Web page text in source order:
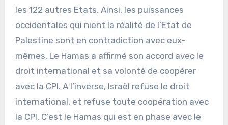
les 122 autres Etats. Ainsi, les puissances
occidentales qui nient la réalité de l’Etat de
Palestine sont en contradiction avec eux-
mêmes. Le Hamas a affirmé son accord avec le
droit international et sa volonté de coopérer
avec la CPI. A l’inverse, Israël refuse le droit
international, et refuse toute coopération avec
la CPI. C’est le Hamas qui est en phase avec le